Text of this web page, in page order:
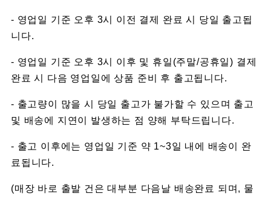
- 영업일 기준 오후 3시 이전 결제 완료 시 당일 출고됩
니다.
- 영업일 기준 오후 3시 이후 및 휴일(주말/공휴일) 결제
완료 시 다음 영업일에 상품 준비 후 출고됩니다.
- 출고량이 많을 시 당일 출고가 불가할 수 있으며 출고
및 배송에 지연이 발생하는 점 양해 부탁드립니다.
- 출고 이후에는 영업일 기준 약 1~3일 내에 배송이 완
료됩니다.
(매장 바로 출발 건은 대부분 다음날 배송완료 되며, 물